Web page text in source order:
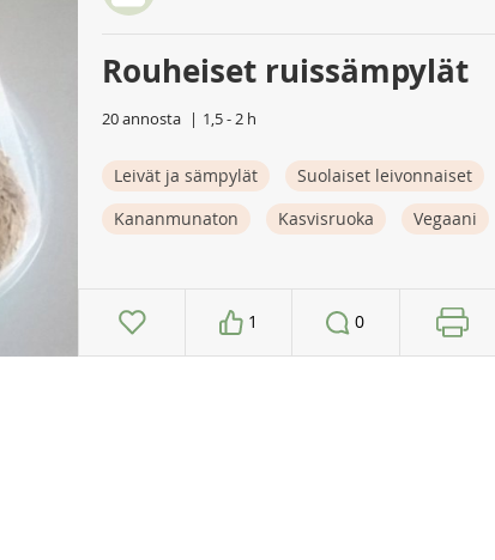
Rouheiset ruissämpylät
20 annosta 1,5 - 2 h
Leivät ja sämpylät Suolaiset leivonnaiset
Kananmunaton
Kasvisruoka Vegaani
1 0